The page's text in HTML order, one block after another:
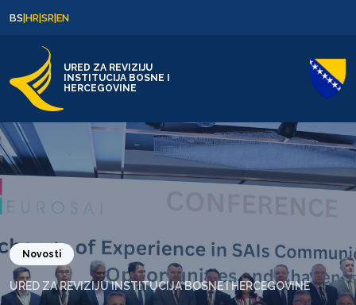
BS|HR|SR|EN
URED ZA REVIZIJU
INSTITUCIJA BOSNE I
HERCEGOVINE
Novosti
URED ZA REVIZIJU INSTITUCIJA BOSNE I HERCEGOVINE